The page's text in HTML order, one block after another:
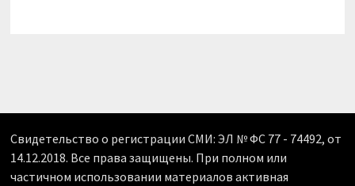
Свидетельство о регистрации СМИ: ЭЛ № ФС 77 - 74492, от
14.12.2018. Все права защищены. При полном или
частичном использовании материалов активная